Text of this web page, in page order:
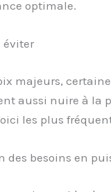
optimale.
éviter
majeurs,
aussi nuire à la
les plus
des besoins en